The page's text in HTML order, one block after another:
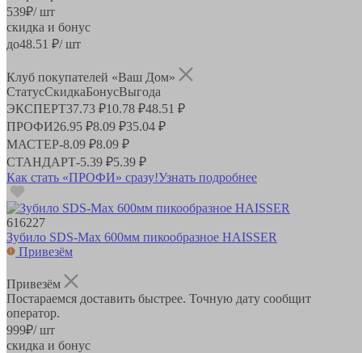
539₽/ шт
скидка и бонус
до48.51 ₽/ шт
Клуб покупателей «Ваш Дом»
СтатусСкидкаБонусВыгода
ЭКСПЕРТ37.73 ₽10.78 ₽48.51 ₽
ПРОФИ26.95 ₽8.09 ₽35.04 ₽
МАСТЕР-8.09 ₽8.09 ₽
СТАНДАРТ-5.39 ₽5.39 ₽
Как стать «ПРОФИ» сразу!Узнать подробнее
616227
Зубило SDS-Max 600мм пикообразное HAISSER
Привезём
Привезём
Постараемся доставить быстрее. Точную дату сообщит
оператор.
999₽/ шт
скидка и бонус